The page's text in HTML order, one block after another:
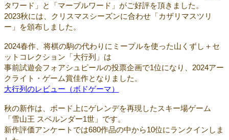
タワード」と「マーブルワード」がご好評を頂きました。
2023秋には、クリスマスシーズンに合わせ「カザリマスツリ
ー」を頒布しました。
2024春作、将棋の駒の代わりにミープルを使った山くずし＋セ
ットコレクション「大行列」は
事前試遊会フォアシュピールの投票企画で1位になり、2024アー
クライト・ゲーム賞佳作となりました。
大行列のレビュー（ボドゲーマ）
秋の新作は、ボード上にゲレンデを再現したスキー場ゲーム
「雪山王 スベルンダー1世」です。
新作評価アンケートでは680作品の中から10位にランクインしま